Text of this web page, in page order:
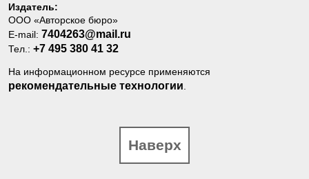
Издатель:
ООО «Авторское бюро»
E-mail: 7404263@mail.ru
Тел.: +7 495 380 41 32
На информационном ресурсе применяются
рекомендательные технологии
Наверх